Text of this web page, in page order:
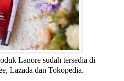
Lanore sudah tersedia di
Lazada dan Tokopedia.